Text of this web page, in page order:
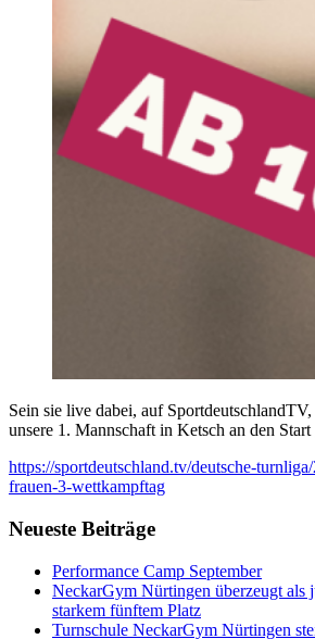
Sein sie live dabei, auf
unsere 1. Mannschaft in Ketsch an den Start
https://sportdeutschland.tv/deutsche-
frauen-3-wettkampftag
Neueste Beiträge
Performance Camp September
NeckarGym Nürtingen überzeugt als
starkem fünftem Platz
Turnschule NeckarGym Nürtingen